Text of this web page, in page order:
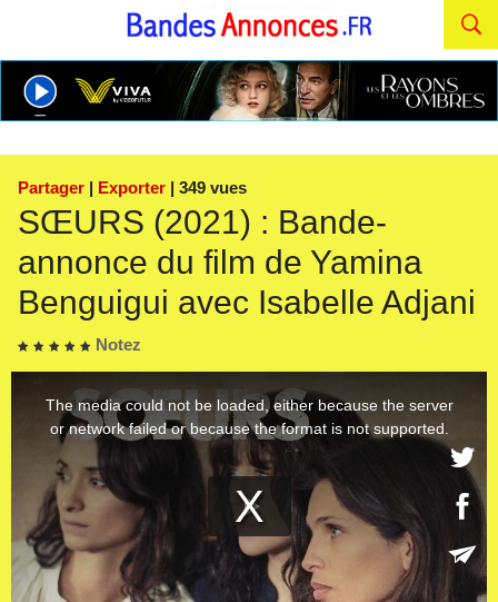
Partager | Exporter | 349 vues
SŒURS (2021) : Bande-
annonce du film de Yamina
Benguigui avec Isabelle Adjani
Notez